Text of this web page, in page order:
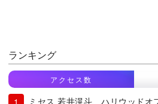
ランキング
アクセス数
ミセス 若井滉斗、ハリウッドオ